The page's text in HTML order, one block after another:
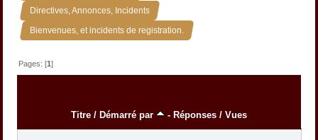
Directives, Annonces, Incidents »
Bienvenues, et incidents de registration.
Pages: [1]
Titre / Démarré par - Réponses / Vues